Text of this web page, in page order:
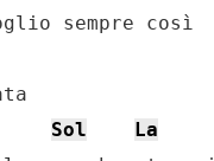
sempre così
Sol
La